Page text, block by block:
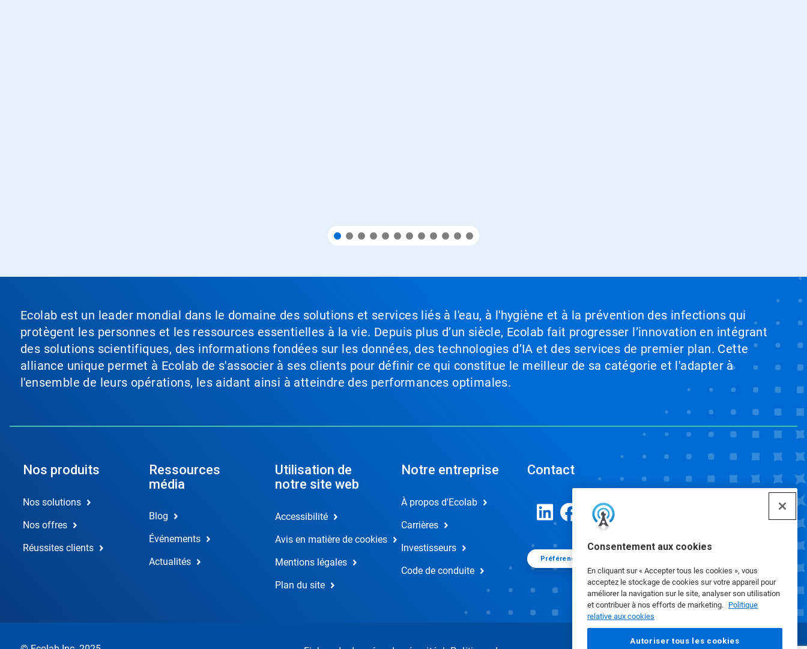
Consentement aux cookies
En cliquant sur « Accepter tous les cookies », vous
acceptez le stockage de cookies sur votre appareil pour
améliorer la navigation sur le site, analyser son utilisation
et contribuer à nos efforts de marketing. Politique
relative aux cookies
Autoriser tous les cookies
Ecolab est un leader mondial dans le domaine des solutions et services liés à l'eau, à l'hygiène et à la prévention des infections qui
protègent les personnes et les ressources essentielles à la vie. Depuis plus d’un siècle, Ecolab fait progresser l’innovation en intégrant
des solutions scientifiques, des informations fondées sur les données, des technologies d’IA et des services de premier plan. Cette
alliance unique permet à Ecolab de s'associer à ses clients pour définir ce qui constitue le meilleur de sa catégorie et l'adapter à
l'ensemble de leurs opérations, les aidant ainsi à atteindre des performances optimales.
Nos produits
Nos solutions
Nos offres
Réussites clients
Ressources
média
Blog
Événements
Actualités
Utilisation de
notre site web
Accessibilité
Avis en matière de cookies
Mentions légales
Plan du site
Notre entreprise
À propos d'Ecolab
Carrières
Investisseurs
Code de conduite
Contact
Préférences de cookies